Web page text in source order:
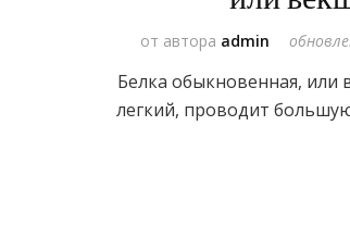
от автора admin
Белка обыкновенная,
легкий, проводит